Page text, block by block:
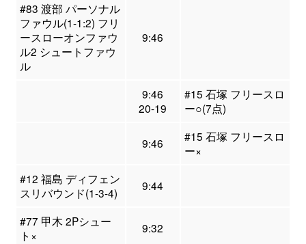
#83 渡部 パーソナル
ファウル(1-1:2) フリ
ースローオンファウ
ル2 シュートファウ
ル
9:46
9:46
20-19
#15 石塚 フリースロ
ー○(7点)
9:46
#15 石塚 フリースロ
ー×
#12 福島 ディフェン
スリバウンド(1-3-4)
9:44
#77 甲木 2Pシュー
ト×
9:32